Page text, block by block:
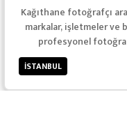
Kağıthane fotoğrafçı
markalar, işletmeler ve
profesyonel
hizmetleri, güçlü bir
oluşturmanın
İSTANBUL